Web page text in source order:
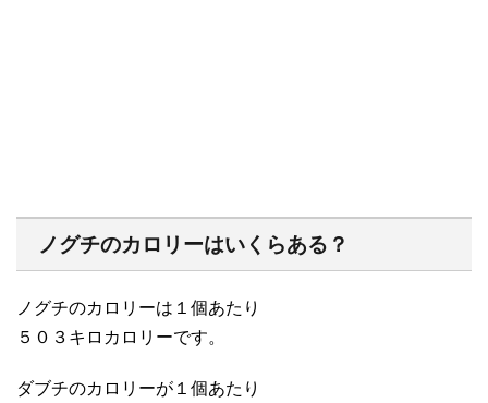
ノグチのカロリーはいくらある？
ノグチのカロリーは１個あたり
５０３キロカロリーです。
ダブチのカロリーが１個あたり